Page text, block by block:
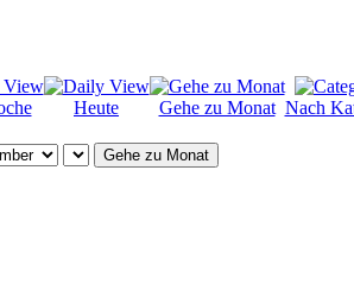
Heute Gehe zu Monat Nach
Gehe zu Monat